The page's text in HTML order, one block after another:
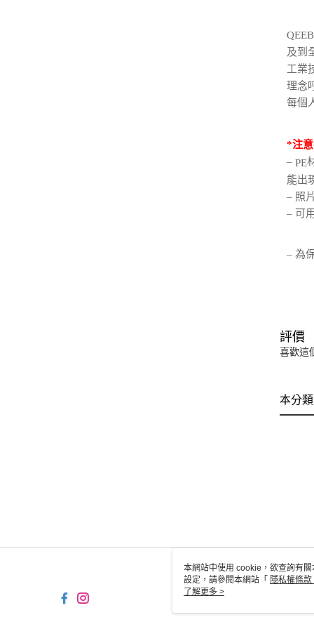
及到
工業
理念
每個
*注
–PE
能出
– 照
– 可
– 為
評價
喜歡這
本分
本網站中使用 cookie，欲查詢有
設定，請參閱本網站「 隱私權條款
使用 cookie。
了解更多 >